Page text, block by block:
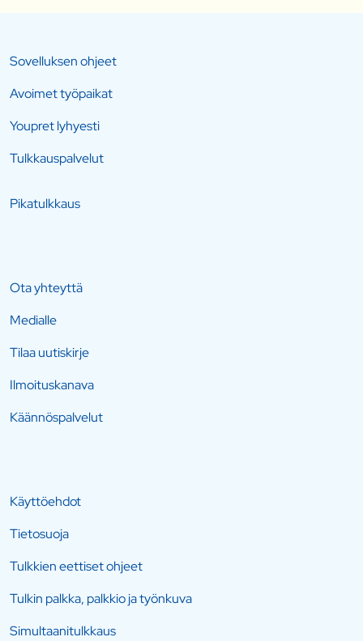
Sovelluksen ohjeet
Avoimet työpaikat
Youpret lyhyesti
Tulkkauspalvelut
Pikatulkkaus
Ota yhteyttä
Medialle
Tilaa uutiskirje
Ilmoituskanava
Käännöspalvelut
Käyttöehdot
Tietosuoja
Tulkkien eettiset ohjeet
Tulkin palkka, palkkio ja työnkuva
Simultaanitulkkaus